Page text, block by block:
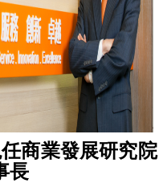
商業發展研究院
長